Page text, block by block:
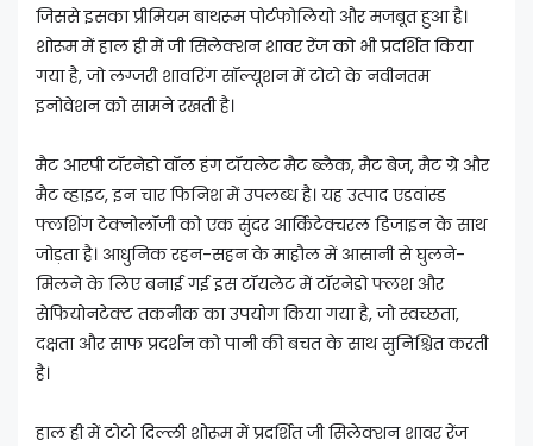
जिससे इसका प्रीमियम बाथरूम पोर्टफोलियो और मजबूत हुआ है।
शोरूम में हाल ही में जी सिलेक्शन शावर रेंज को भी प्रदर्शित किया
गया है, जो लग्जरी शावरिंग सॉल्यूशन में टोटो के नवीनतम
इनोवेशन को सामने रखती है।
मैट आरपी टॉरनेडो वॉल हंग टॉयलेट मैट ब्लैक, मैट बेज, मैट ग्रे और
मैट व्हाइट, इन चार फिनिश में उपलब्ध है। यह उत्पाद एडवांस्ड
फ्लशिंग टेक्नोलॉजी को एक सुंदर आर्किटेक्चरल डिजाइन के साथ
जोड़ता है। आधुनिक रहन-सहन के माहौल में आसानी से घुलने-
मिलने के लिए बनाई गई इस टॉयलेट में टॉरनेडो फ्लश और
सेफियोनटेक्ट तकनीक का उपयोग किया गया है, जो स्वच्छता,
दक्षता और साफ प्रदर्शन को पानी की बचत के साथ सुनिश्चित करती
है।
हाल ही में टोटो दिल्ली शोरूम में प्रदर्शित जी सिलेक्शन शावर रेंज